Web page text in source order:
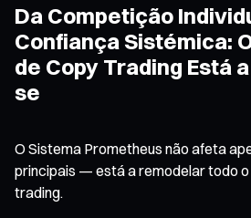
Da Competição
Confiança Sistémica:
de Copy Trading Está
se
O Sistema Prometheus não afeta
principais — está a remodelar todo
trading.